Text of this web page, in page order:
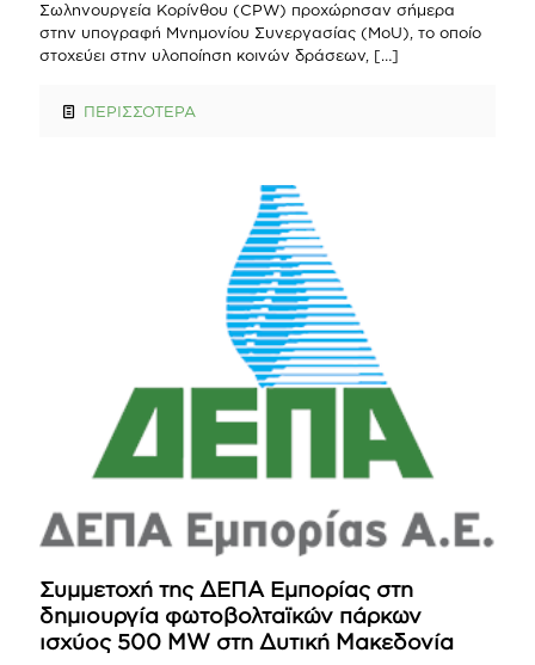
Σωληνουργεία Κορίνθου (CPW) προχώρησαν σήμερα
στην υπογραφή Μνημονίου Συνεργασίας (MoU), το οποίο
στοχεύει στην υλοποίηση κοινών δράσεων, […]
ΠΕΡΙΣΣΟΤΕΡΑ
Συμμετοχή της ΔΕΠΑ Εμπορίας στη
δημιουργία φωτοβολταϊκών πάρκων
ισχύος 500 MW στη Δυτική Μακεδονία